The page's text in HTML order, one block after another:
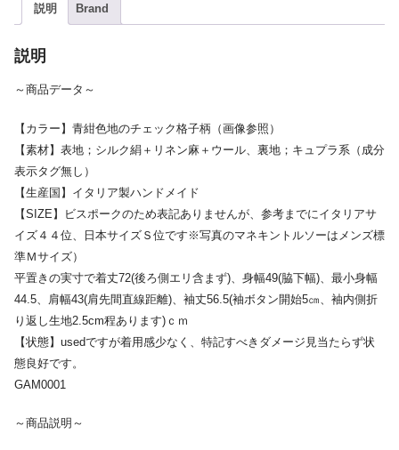
説明 Brand
説明
～商品データ～
【カラー】青紺色地のチェック格子柄（画像参照）
【素材】表地；シルク絹＋リネン麻＋ウール、裏地；キュプラ系（成分
表示タグ無し）
【生産国】イタリア製ハンドメイド
【SIZE】ビスポークのため表記ありませんが、参考までにイタリアサ
イズ４４位、日本サイズＳ位です※写真のマネキントルソーはメンズ標
準Ｍサイズ）
平置きの実寸で着丈72(後ろ側エリ含まず)、身幅49(脇下幅)、最小身幅
44.5、肩幅43(肩先間直線距離)、袖丈56.5(袖ボタン開始5㎝、袖内側折
り返し生地2.5cm程あります)ｃｍ
【状態】usedですが着用感少なく、特記すべきダメージ見当たらず状
態良好です。
GAM0001
～商品説明～